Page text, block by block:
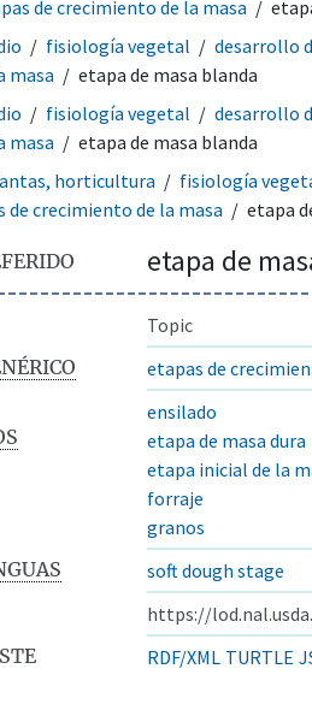
de crecimiento de la masa
fisiología vegetal desarrollo
masa
etapa de masa blanda
fisiología vegetal desarrollo
masa
etapa de masa blanda
horticultura
fisiología
de crecimiento de la masa etapa
etapa de
Topic
etapas de
ensilado
etapa de masa dura
etapa inicial de la
forraje
granos
soft dough stage
https://
RDF/XML TURTLE